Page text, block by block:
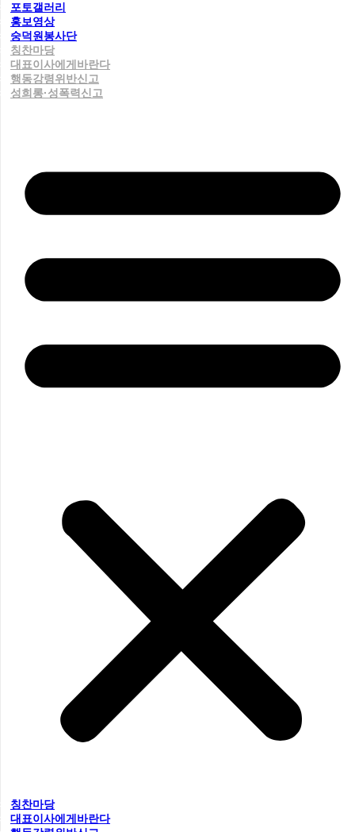
포토갤러리
홍보영상
숭덕원봉사단
칭찬마당
대표이사에게바란다
행동강령위반신고
성희롱·성폭력신고
칭찬마당
대표이사에게바란다